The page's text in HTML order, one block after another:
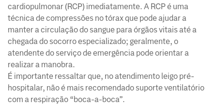
cardiopulmonar (RCP) imediatamente. A RCP é uma
técnica de compressões no tórax que pode ajudar a
manter a circulação do sangue para órgãos vitais até a
chegada do socorro especializado; geralmente, o
atendente do serviço de emergência pode orientar a
realizar a manobra.
É importante ressaltar que, no atendimento leigo pré-
hospitalar, não é mais recomendado suporte ventilatório
com a respiração “boca-a-boca”.